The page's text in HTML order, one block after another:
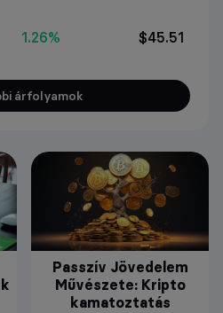
1.26% $45.51
árfolyamok
Passzív Jövedelem
Művészete: Kripto
kamatoztatás